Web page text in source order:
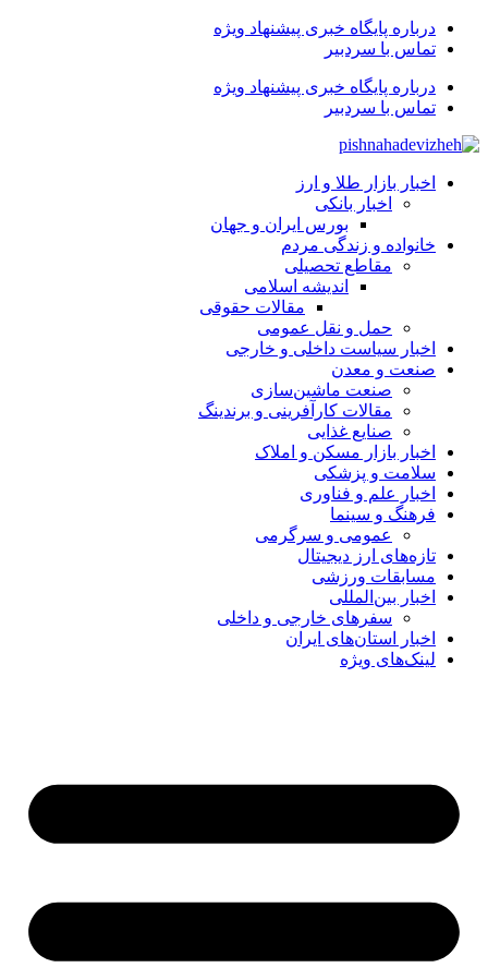
درباره پایگاه خبری پیشنهاد ویژه
تماس با سردبیر
درباره پایگاه خبری پیشنهاد ویژه
تماس با سردبیر
اخبار بازار طلا و ارز
اخبار بانکی
بورس ایران و جهان
خانواده و زندگی مردم
مقاطع تحصیلی
اندیشه اسلامی
مقالات حقوقی
حمل و نقل عمومی
اخبار سیاست داخلی و خارجی
صنعت و معدن
صنعت ماشین‌سازی
مقالات کارآفرینی و برندینگ
صنایع غذایی
اخبار بازار مسکن و املاک
سلامت و پزشکی
اخبار علم و فناوری
فرهنگ و سینما
عمومی و سرگرمی
تازه‌های ارز دیجیتال
مسابقات ورزشی
اخبار بین‌المللی
سفرهای خارجی و داخلی
اخبار استان‌های ایران
لینک‌های ویژه